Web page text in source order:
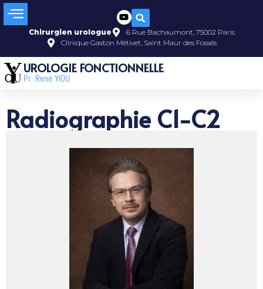
Chirurgien urologue
6 Rue Bachaumont, 75002 Paris
Clinique Gaston Métivet, Saint Maur des Fossés
UROLOGIE FONCTIONNELLE
Pr. René YIOU
Radiographie C1-C2